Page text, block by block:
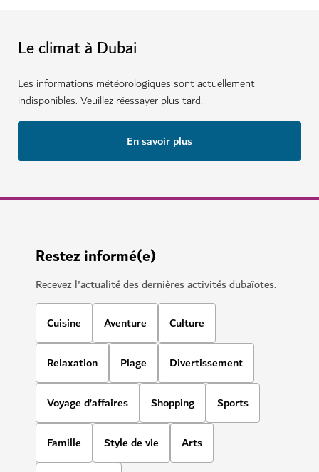
Le climat à Dubai
Les informations météorologiques sont actuellement
indisponibles. Veuillez réessayer plus tard.
En savoir plus
Restez informé(e)
Recevez l'actualité des dernières activités dubaïotes.
Cuisine Aventure Culture
Relaxation Plage Divertissement
Voyage d’affaires Shopping Sports
Famille Style de vie Arts